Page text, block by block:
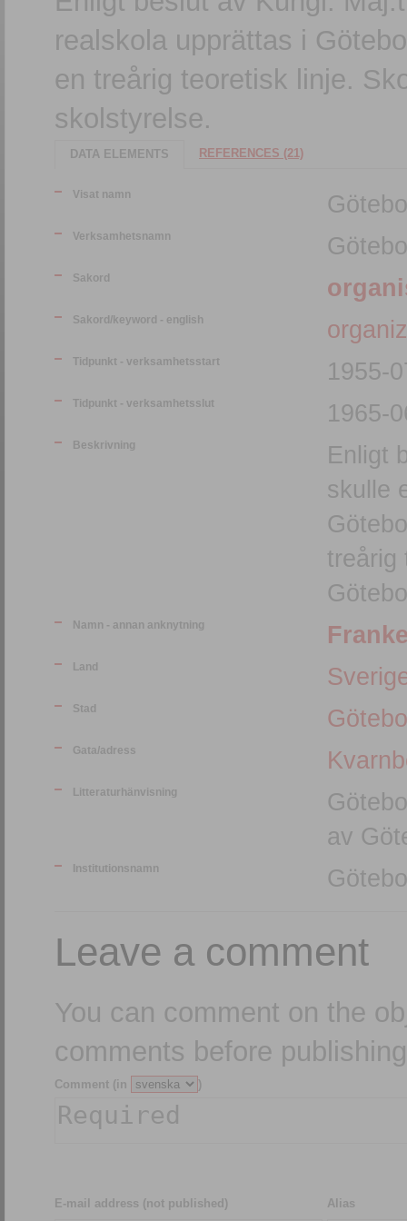
realskola upprättas i
en treårig teoretisk linje.
skolstyrelse.
DATA ELEMENTS REFERENCES (21)
Visat namn
Verksamhetsnamn
Sakord
Sakord/keyword - english
Tidpunkt - verksamhetsstart 1955-
Tidpunkt - verksamhetsslut 1965-
Beskrivning
Enligt
skulle
treårig teoretisk linje. Skolan låg under
Namn - annan anknytning
Land
Stad
Gata/adress
Litteraturhänvisning
av
Institutionsnamn
Leave a comment
You can comment on the
comments before
Comment (in )
E-mail address (not published) Alias